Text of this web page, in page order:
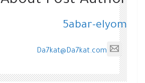
5abar-elyom
Da7kat@Da7kat.com